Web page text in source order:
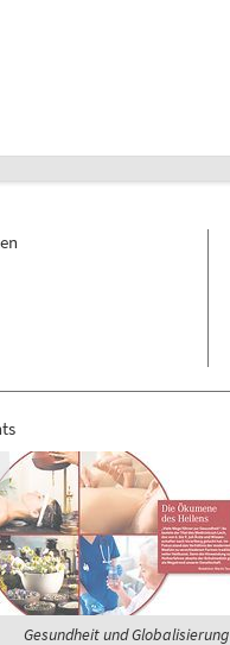
Gesundheit und Globalisierung